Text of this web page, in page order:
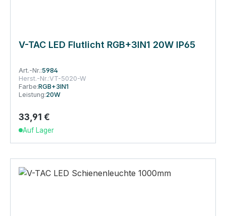
V-TAC LED Flutlicht RGB+3IN1 20W IP65
Art.-Nr.:5984
Herst.-Nr.:VT-5020-W
Farbe:RGB+3IN1
Leistung:20W
Regulärer Preis:
33,91 €
Auf Lager